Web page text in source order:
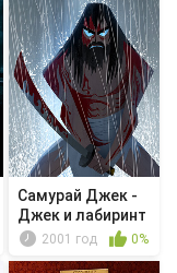
Самурай Джек -
Джек и лабиринт
2001 год 0%